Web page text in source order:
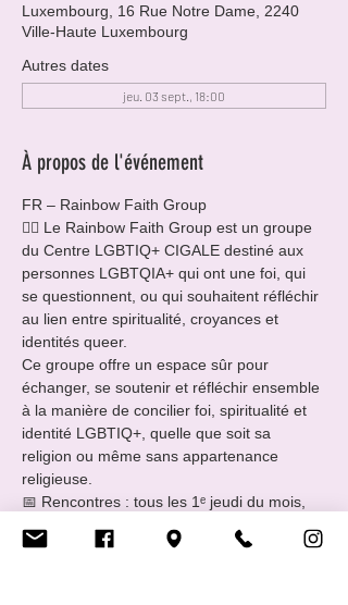
Luxembourg, 16 Rue Notre Dame, 2240
Ville-Haute Luxembourg
Autres dates
jeu. 03 sept., 18:00
À propos de l'événement
FR – Rainbow Faith Group
🏳️‍🌈 Le Rainbow Faith Group est un groupe
du Centre LGBTIQ+ CIGALE destiné aux
personnes LGBTQIA+ qui ont une foi, qui
se questionnent, ou qui souhaitent réfléchir
au lien entre spiritualité, croyances et
identités queer.
Ce groupe offre un espace sûr pour
échanger, se soutenir et réfléchir ensemble
à la manière de concilier foi, spiritualité et
identité LGBTIQ+, quelle que soit sa
religion ou même sans appartenance
religieuse.
📅 Rencontres : tous les 1ᵉ jeudi du mois,
🥐 merci d’apporter de quoi manger ou